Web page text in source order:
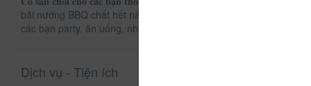
bãi nướng BBQ chất hết nấc, sân thượng có sàn "nhà" cho
các bạn party, ăn uống, nhậu nhẹt và ngắm Đà Lạt về đêm
Dịch vụ - Tiện ích